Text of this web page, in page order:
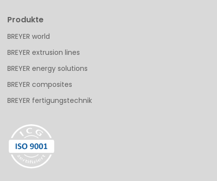
Produkte
BREYER world
BREYER extrusion lines
BREYER energy solutions
BREYER composites
BREYER fertigungstechnik